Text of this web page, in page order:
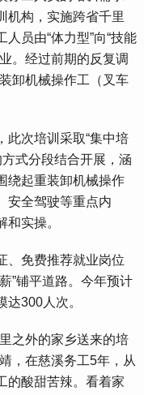
机构，实施跨省千里
员由“体力型”向“技能
。经过前期的反复调
卸机械操作工（叉车
次培训采取“集中培
方式分段结合开展，涵
绕起重装卸机械操作
安全驾驶等重点内
实操。
免费推荐就业岗位
”铺平道路。今年预计
300人次。
之外的家乡送来的培
，在慈溪务工5年，从
的酸甜苦辣。看着家